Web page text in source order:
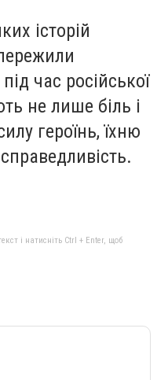
історій
час російської
не лише біль і
героїнь, їхню
і натисніть Ctrl + Enter, щоб